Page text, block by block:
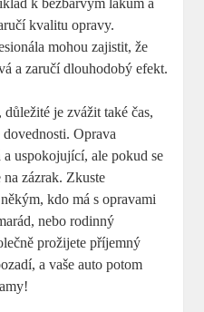
k bezbarvým lakům a
kvalitu opravy.
mohou zajistit, že
a zaručí dlouhodobý efekt.
je zvážit také čas,
Oprava
uspokojující, ale pokud se
zázrak. Zkuste
kdo má s opravami
nebo rodinný
prožijete příjemný
a vaše auto potom